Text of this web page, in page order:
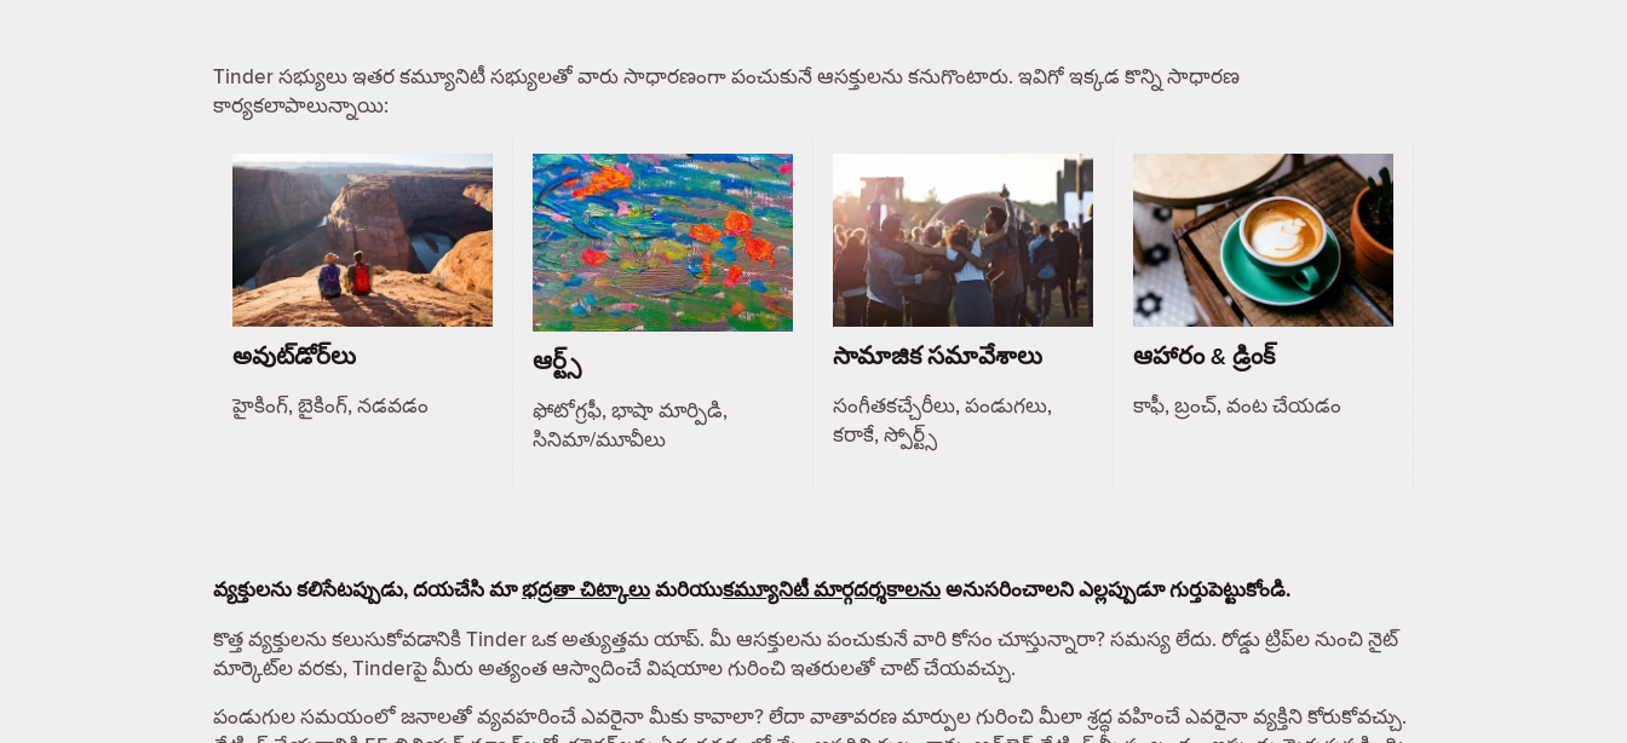
Tinder సభ్యులు ఇతర కమ్యూనిటీ సభ్యులతో వారు సాధారణంగా పంచుకునే ఆసక్తులను కనుగొంటారు. ఇవిగో ఇక్కడ కొన్ని సాధారణ
కార్యకలాపాలున్నాయి:
అవుట్‌డోర్‌లు
హైకింగ్, బైకింగ్, నడవడం
ఆర్ట్స్
ఫోటోగ్రఫీ, భాషా మార్పిడి,
సినిమా/మూవీలు
సామాజిక సమావేశాలు
సంగీతకచ్చేరీలు, పండుగలు,
కరాకే, స్పోర్ట్స్
ఆహారం & డ్రింక్
కాఫీ, బ్రంచ్, వంట చేయడం
వ్యక్తులను కలిసేటప్పుడు, దయచేసి మాభద్రతా చిట్కాలుమరియుకమ్యూనిటీ మార్గదర్శకాలనుఅనుసరించాలని ఎల్లప్పుడూ గుర్తుపెట్టుకోండి.
కొత్త వ్యక్తులను కలుసుకోవడానికి Tinder ఒక అత్యుత్తమ యాప్. మీ ఆసక్తులను పంచుకునే వారి కోసం చూస్తున్నారా? సమస్య లేదు. రోడ్డు ట్రిప్‌ల నుంచి నైట్
మార్కెట్‌ల వరకు, Tinderపై మీరు అత్యంత ఆస్వాదించే విషయాల గురించి ఇతరులతో చాట్ చేయవచ్చు.
పండుగుల సమయంలో జనాలతో వ్యవహరించే ఎవరైనా మీకు కావాలా? లేదా వాతావరణ మార్పుల గురించి మీలా శ్రద్ధ వహించే ఎవరైనా వ్యక్తిని కోరుకోవచ్చు.